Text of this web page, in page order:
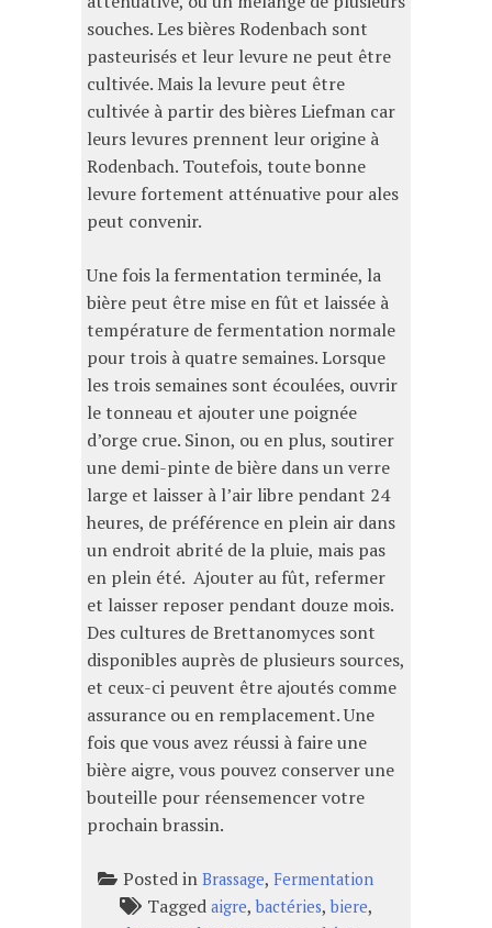
souches. Les bières Rodenbach sont
pasteurisés et leur levure ne peut être
cultivée. Mais la levure peut être
cultivée à partir des bières Liefman car
leurs levures prennent leur origine à
Rodenbach. Toutefois, toute bonne
levure fortement atténuative pour ales
peut convenir.
Une fois la fermentation terminée, la
bière peut être mise en fût et laissée à
température de fermentation normale
pour trois à quatre semaines. Lorsque
les trois semaines sont écoulées, ouvrir
le tonneau et ajouter une poignée
d’orge crue. Sinon, ou en plus, soutirer
une demi-pinte de bière dans un verre
large et laisser à l’air libre pendant 24
heures, de préférence en plein air dans
un endroit abrité de la pluie, mais pas
en plein été. Ajouter au fût, refermer
et laisser reposer pendant douze mois.
Des cultures de Brettanomyces sont
disponibles auprès de plusieurs sources,
et ceux-ci peuvent être ajoutés comme
assurance ou en remplacement. Une
fois que vous avez réussi à faire une
bière aigre, vous pouvez conserver une
bouteille pour réensemencer votre
prochain brassin.
Posted in Brassage, Fermentation
Tagged aigre,bactéries,biere,